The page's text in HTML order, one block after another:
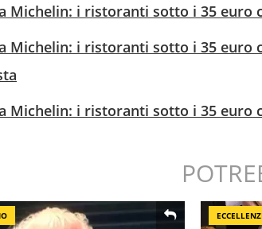
Michelin: i ristoranti sotto i 35 euro
Michelin: i ristoranti sotto i 35 euro
Michelin: i ristoranti sotto i 35 euro